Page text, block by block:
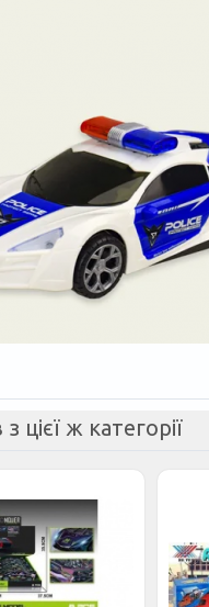
цієї ж категорії